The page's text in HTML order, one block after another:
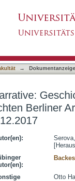
→ Dokumentanzeige
Berliner
Otto